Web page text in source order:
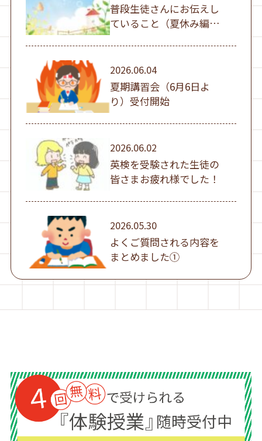
普段生徒さんにお伝えし
ていること（夏休み編
①）
2026.06.04
夏期講習会（6月6日よ
り）受付開始
2026.06.02
英検を受験された生徒の
皆さまお疲れ様でした！
2026.05.30
よくご質問される内容を
まとめました①